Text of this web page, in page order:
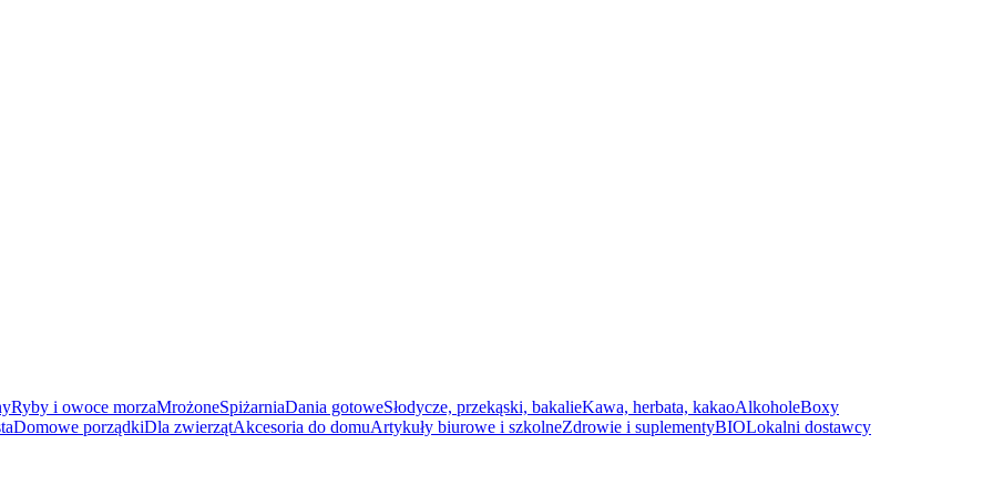
Ryby i owoce morzaMrożoneSpiżarniaDania gotoweSłodycze, przekąski, bakalieKawa, herbata, kakaoAlkoholeBoxy
Domowe porządkiDla zwierzątAkcesoria do domuArtykuły biurowe i szkolneZdrowie i suplementyBIOLokalni dostawcy